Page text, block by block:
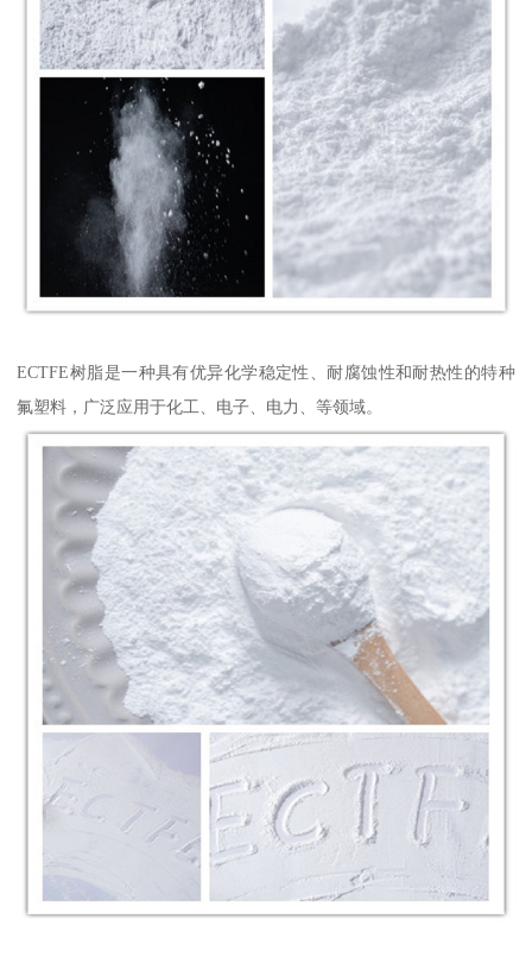
ECTFE树脂是一种具有优异化学稳定性、耐腐蚀性和耐热性的特种
氟塑料，广泛应用于化工、电子、电力、等领域。